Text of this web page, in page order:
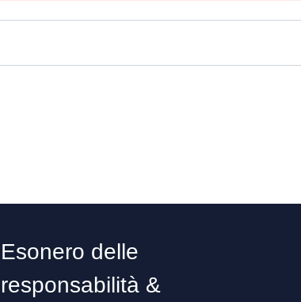
Esonero delle
responsabilità &